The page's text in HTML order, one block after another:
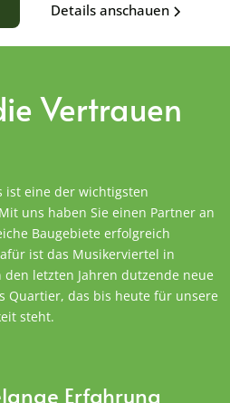
Details anschauen
Vertrauen
ist eine der wichtigsten
uns haben Sie einen Partner an
Baugebiete erfolgreich
ist das Musikerviertel in
letzten Jahren dutzende neue
Quartier, das bis heute für unsere
steht.
Erfahrung